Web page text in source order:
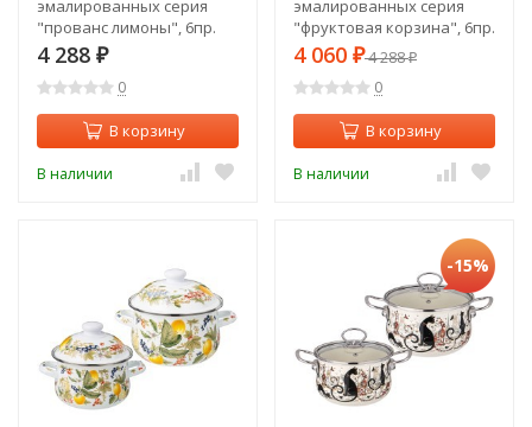
эмалированных серия
"прованс лимоны", 6пр.
1,5л/2,8л/3,6л,
16х10/20х12/22х13см
Agness (934-705)
4 288 ₽
0
В корзину
В наличии
эмалированных серия
"фруктовая корзина", 6пр.
1,5/2,8/3,6л,16х10/20х12/22х13см
Agness (934-706)
4 060 ₽4 288₽
0
В корзину
В наличии
-15%